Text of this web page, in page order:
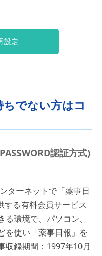
設定
ちでない方はコ
認証方式)
ターネットで「薬事日
する有料会員サービス
環境で、パソコン、
を使い「薬事日報」を
収録期間：1997年10月